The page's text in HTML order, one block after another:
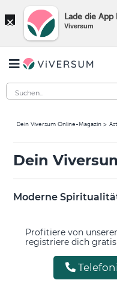
× Lade die
Viversum
Dein Viversum Online-Magazin
Dein
Moderne
Profitiere von
registriere dich